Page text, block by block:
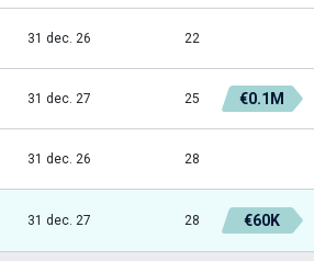
31 dec. 26 22
31 dec. 27 25 €0.1M
31 dec. 26 28
31 dec. 27 28 €60K